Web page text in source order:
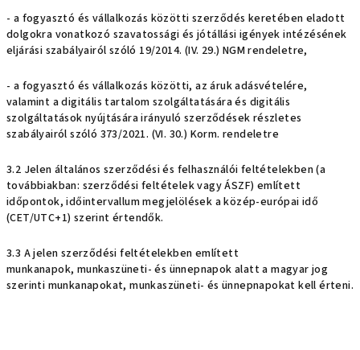
- a fogyasztó és vállalkozás közötti szerződés keretében eladott
dolgokra vonatkozó szavatossági és jótállási igények intézésének
eljárási szabályairól szóló 19/2014. (IV. 29.) NGM rendeletre,
- a fogyasztó és vállalkozás közötti, az áruk adásvételére,
valamint a digitális tartalom szolgáltatására és digitális
szolgáltatások nyújtására irányuló szerződések részletes
szabályairól szóló 373/2021. (VI. 30.) Korm. rendeletre
3.2 Jelen általános szerződési és felhasználói feltételekben (a
továbbiakban: szerződési feltételek vagy ÁSZF) említett
időpontok, időintervallum megjelölések a közép-európai idő
(CET/UTC+1) szerint értendők.
3.3 A jelen szerződési feltételekben említett
munkanapok, munkaszüneti- és ünnepnapok alatt a magyar jog
szerinti munkanapokat, munkaszüneti- és ünnepnapokat kell érteni.